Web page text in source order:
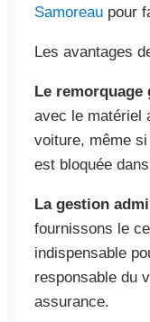
Samoreau pour
Les avantages
Le remorquage
avec le matériel
voiture, même
est bloquée
La gestion
fournissons le
indispensable
responsable du
assurance.